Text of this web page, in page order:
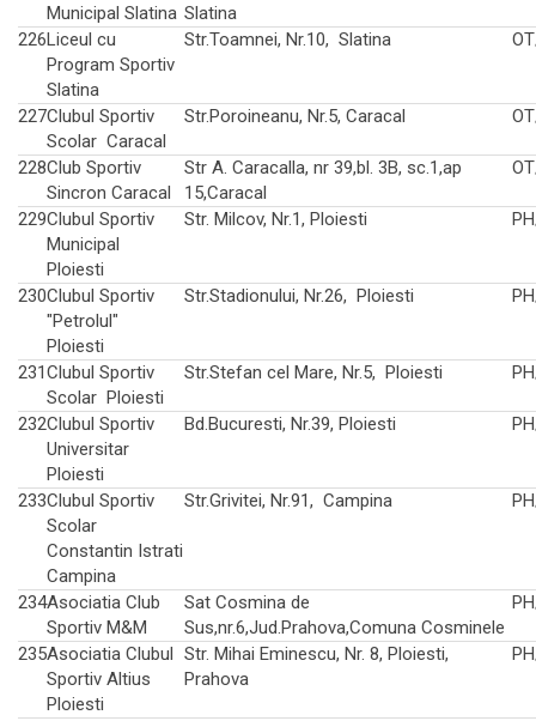
Municipal Slatina Slatina
226Liceul cu
Program Sportiv
Slatina
Str.Toamnei, Nr.10, Slatina
227Clubul Sportiv
Scolar Caracal
Str.Poroineanu, Nr.5, Caracal
228Club Sportiv
Sincron Caracal
Str A. Caracalla, nr 39,bl. 3B, sc.1,ap
15,Caracal
229Clubul Sportiv
Municipal
Ploiesti
Str. Milcov, Nr.1, Ploiesti
230Clubul Sportiv
"Petrolul"
Ploiesti
Str.Stadionului, Nr.26, Ploiesti
231Clubul Sportiv
Scolar Ploiesti
Str.Stefan cel Mare, Nr.5, Ploiesti
232Clubul Sportiv
Universitar
Ploiesti
Bd.Bucuresti, Nr.39, Ploiesti
233Clubul Sportiv
Scolar
Constantin Istrati
Campina
Str.Grivitei, Nr.91, Campina
234Asociatia Club
Sportiv M&M
Sat Cosmina de
Sus,nr.6,Jud.Prahova,Comuna Cosminele
235Asociatia Clubul
Sportiv Altius
Ploiesti
Str. Mihai Eminescu, Nr. 8, Ploiesti,
Prahova